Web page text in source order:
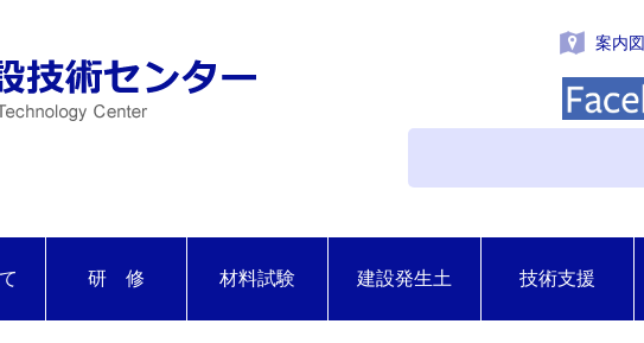
案内図
研 修 材料試験 建設発生土 技術支援